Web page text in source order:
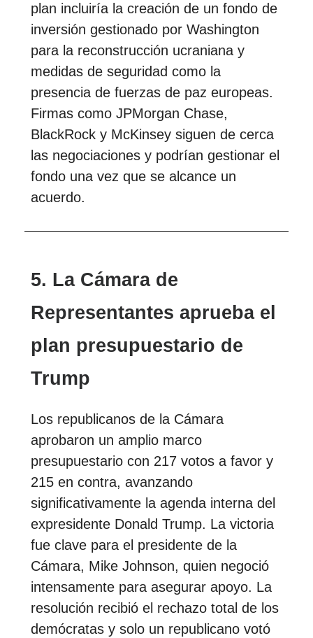
plan incluiría la creación de un fondo de
inversión gestionado por Washington
para la reconstrucción ucraniana y
medidas de seguridad como la
presencia de fuerzas de paz europeas.
Firmas como JPMorgan Chase,
BlackRock y McKinsey siguen de cerca
las negociaciones y podrían gestionar el
fondo una vez que se alcance un
acuerdo.
5. La Cámara de
Representantes aprueba el
plan presupuestario de
Trump
Los republicanos de la Cámara
aprobaron un amplio marco
presupuestario con 217 votos a favor y
215 en contra, avanzando
significativamente la agenda interna del
expresidente Donald Trump. La victoria
fue clave para el presidente de la
Cámara, Mike Johnson, quien negoció
intensamente para asegurar apoyo. La
resolución recibió el rechazo total de los
demócratas y solo un republicano votó